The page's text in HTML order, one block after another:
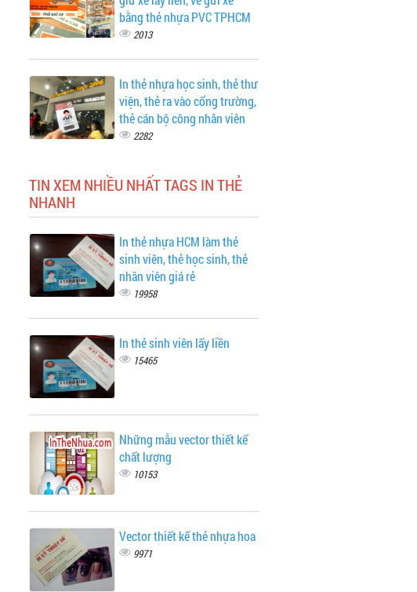
bằng thẻ nhựa PVC TPHCM
2013
In thẻ nhựa học sinh, thẻ thư
viện, thẻ ra vào cổng trường,
thẻ cán bộ công nhân viên
2282
TIN XEM NHIỀU NHẤT TAGS IN THẺ
NHANH
In thẻ nhựa HCM làm thẻ
sinh viên, thẻ học sinh, thẻ
nhân viên giá rẻ
19958
In thẻ sinh viên lấy liền
15465
Những mẫu vector thiết kế
chất lượng
10153
Vector thiết kế thẻ nhựa hoa
9971